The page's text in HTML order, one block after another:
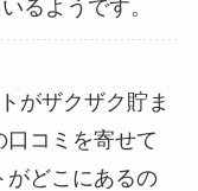
るようです。
がザクザク貯ま
口コミを寄せて
がどこにあるの